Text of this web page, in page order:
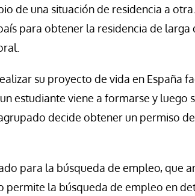
de una situación de residencia a
para obtener la residencia de larga
su proyecto de vida en España
estudiante viene a formarse y luego
decide obtener un permiso
para la búsqueda de empleo, que
permite la búsqueda de empleo en